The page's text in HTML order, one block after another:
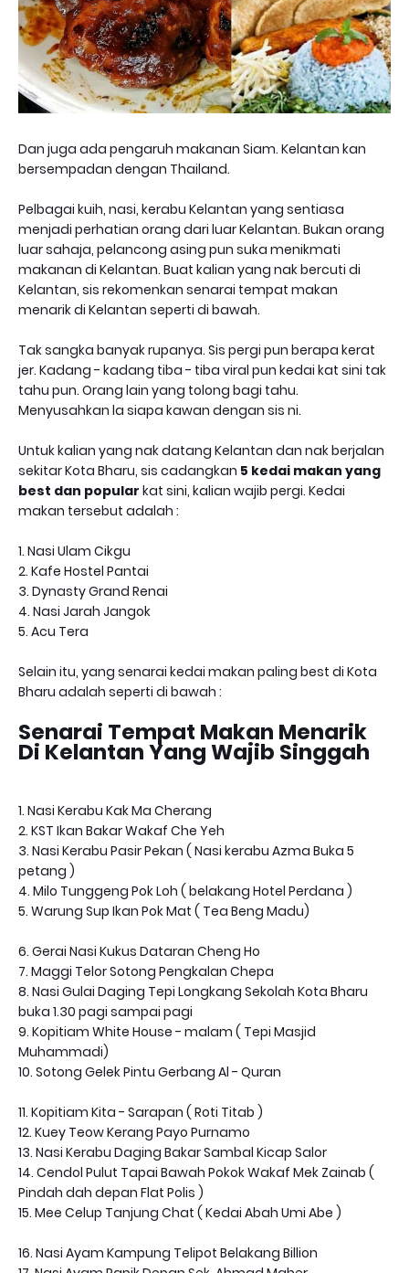
Dan juga ada pengaruh makanan Siam. Kelantan kan
bersempadan dengan Thailand.
Pelbagai kuih, nasi, kerabu Kelantan yang sentiasa
menjadi perhatian orang dari luar Kelantan. Bukan orang
luar sahaja, pelancong asing pun suka menikmati
makanan di Kelantan. Buat kalian yang nak bercuti di
Kelantan, sis rekomenkan senarai tempat makan
menarik di Kelantan seperti di bawah.
Tak sangka banyak rupanya. Sis pergi pun berapa kerat
jer. Kadang - kadang tiba - tiba viral pun kedai kat sini tak
tahu pun. Orang lain yang tolong bagi tahu.
Menyusahkan la siapa kawan dengan sis ni.
Untuk kalian yang nak datang Kelantan dan nak berjalan
sekitar Kota Bharu, sis cadangkan 5 kedai makan yang
best dan popular kat sini, kalian wajib pergi. Kedai
makan tersebut adalah :
1. Nasi Ulam Cikgu
2. Kafe Hostel Pantai
3. Dynasty Grand Renai
4. Nasi Jarah Jangok
5. Acu Tera
Selain itu, yang senarai kedai makan paling best di Kota
Bharu adalah seperti di bawah :
Senarai Tempat Makan Menarik
Di Kelantan Yang Wajib Singgah
1. Nasi Kerabu Kak Ma Cherang
2. KST Ikan Bakar Wakaf Che Yeh
3. Nasi Kerabu Pasir Pekan ( Nasi kerabu Azma Buka 5
petang )
4. Milo Tunggeng Pok Loh ( belakang Hotel Perdana )
5. Warung Sup Ikan Pok Mat ( Tea Beng Madu)
6. Gerai Nasi Kukus Dataran Cheng Ho
7. Maggi Telor Sotong Pengkalan Chepa
8. Nasi Gulai Daging Tepi Longkang Sekolah Kota Bharu
buka 1.30 pagi sampai pagi
9. Kopitiam White House - malam ( Tepi Masjid
Muhammadi)
10. Sotong Gelek Pintu Gerbang Al - Quran
11. Kopitiam Kita - Sarapan ( Roti Titab )
12. Kuey Teow Kerang Payo Purnamo
13. Nasi Kerabu Daging Bakar Sambal Kicap Salor
14. Cendol Pulut Tapai Bawah Pokok Wakaf Mek Zainab (
Pindah dah depan Flat Polis )
15. Mee Celup Tanjung Chat ( Kedai Abah Umi Abe )
16. Nasi Ayam Kampung Telipot Belakang Billion